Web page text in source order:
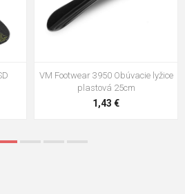
VM Footwear 3102 Šnúrky ploché
0,79 €